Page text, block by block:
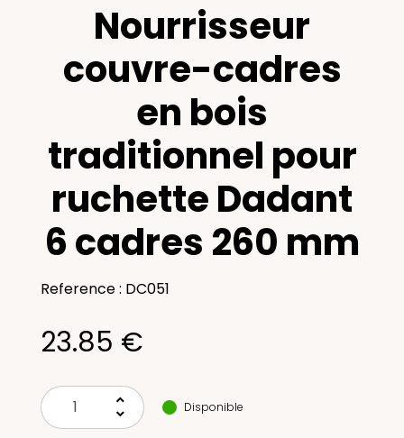
Nourrisseur
couvre-cadres
en bois
traditionnel pour
ruchette Dadant
6 cadres 260 mm
Reference : DC051
23.85 €
keyboard_arrow_up
keyboard_arrow_down
Disponible